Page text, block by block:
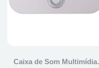
Caixa de Som Multimídia.